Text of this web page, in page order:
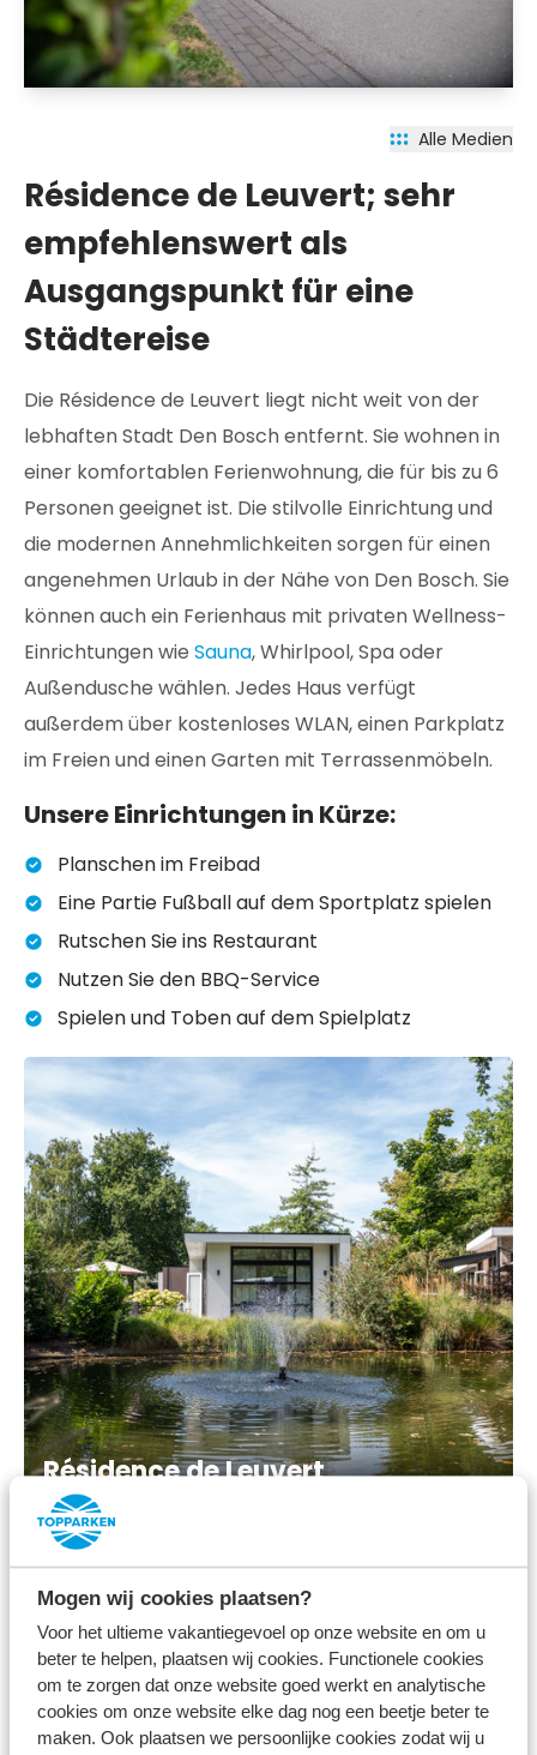
Mogen wij cookies plaatsen?
Voor het ultieme vakantiegevoel op onze website en om u
beter te helpen, plaatsen wij cookies. Functionele cookies
om te zorgen dat onze website goed werkt en analytische
cookies om onze website elke dag nog een beetje beter te
maken. Ook plaatsen we persoonlijke cookies zodat wij u
Alle Medien
Résidence de Leuvert; sehr
empfehlenswert als
Ausgangspunkt für eine
Städtereise
Die Résidence de Leuvert liegt nicht weit von der
lebhaften Stadt Den Bosch entfernt. Sie wohnen in
einer komfortablen Ferienwohnung, die für bis zu 6
Personen geeignet ist. Die stilvolle Einrichtung und
die modernen Annehmlichkeiten sorgen für einen
angenehmen Urlaub in der Nähe von Den Bosch. Sie
können auch ein Ferienhaus mit privaten Wellness-
Einrichtungen wie Sauna, Whirlpool, Spa oder
Außendusche wählen. Jedes Haus verfügt
außerdem über kostenloses WLAN, einen Parkplatz
im Freien und einen Garten mit Terrassenmöbeln.
Unsere Einrichtungen in Kürze:
Planschen im Freibad
Eine Partie Fußball auf dem Sportplatz spielen
Rutschen Sie ins Restaurant
Nutzen Sie den BBQ-Service
Spielen und Toben auf dem Spielplatz
Résidence de Leuvert
Unternehmungen in Den
Bosch
Die Umgebung von Den Bosch bietet viele
anspruchsvolle, gesellige und auch lehrreiche
Ausflugsmöglichkeiten während eines Urlaubs. Hier